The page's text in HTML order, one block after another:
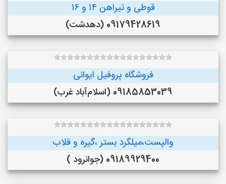
قوطی و تیراهن ۱۴ و ۱۶
09179428619 (دهدشت)
فروشگاه پروفیل ایوانی
09185853039 (اسلام‌آباد غرب)
والپست،میلگرد بستر ،گیره و قلاب
09189929400 (جوانرود )